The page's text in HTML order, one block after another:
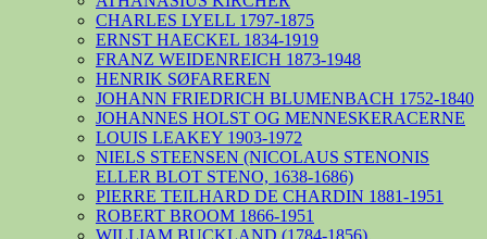
CHARLES LYELL 1797-1875
ERNST HAECKEL 1834-1919
FRANZ WEIDENREICH 1873-1948
HENRIK SØFAREREN
JOHANN FRIEDRICH BLUMENBACH 1752-1840
JOHANNES HOLST OG MENNESKERACERNE
LOUIS LEAKEY 1903-1972
NIELS STEENSEN (NICOLAUS STENONIS
ELLER BLOT STENO, 1638-1686)
PIERRE TEILHARD DE CHARDIN 1881-1951
ROBERT BROOM 1866-1951
WILLIAM BUCKLAND (1784-1856),